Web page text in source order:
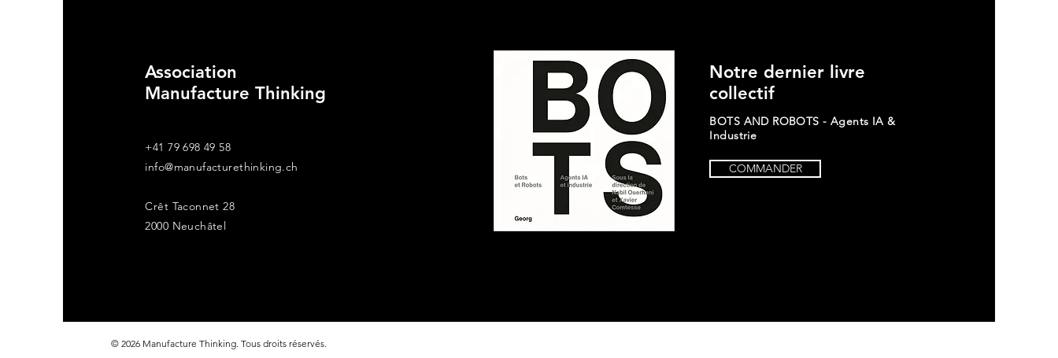
Florian Stauffer - The
Shapers 2024
Chrystel Pauty - The Shapers
Chahnez Brandt - The
Shapers 2024
Association
Manufacture Thinking
+41 79 698 49 58
info@manufacturethinking.ch
Crêt Taconnet 28
2000 Neuchâtel
Notre dernier livre
collectif
BOTS AND ROBOTS - Agents IA &
Industrie
COMMANDER
© 2026 Manufacture Thinking. Tous droits réservés.